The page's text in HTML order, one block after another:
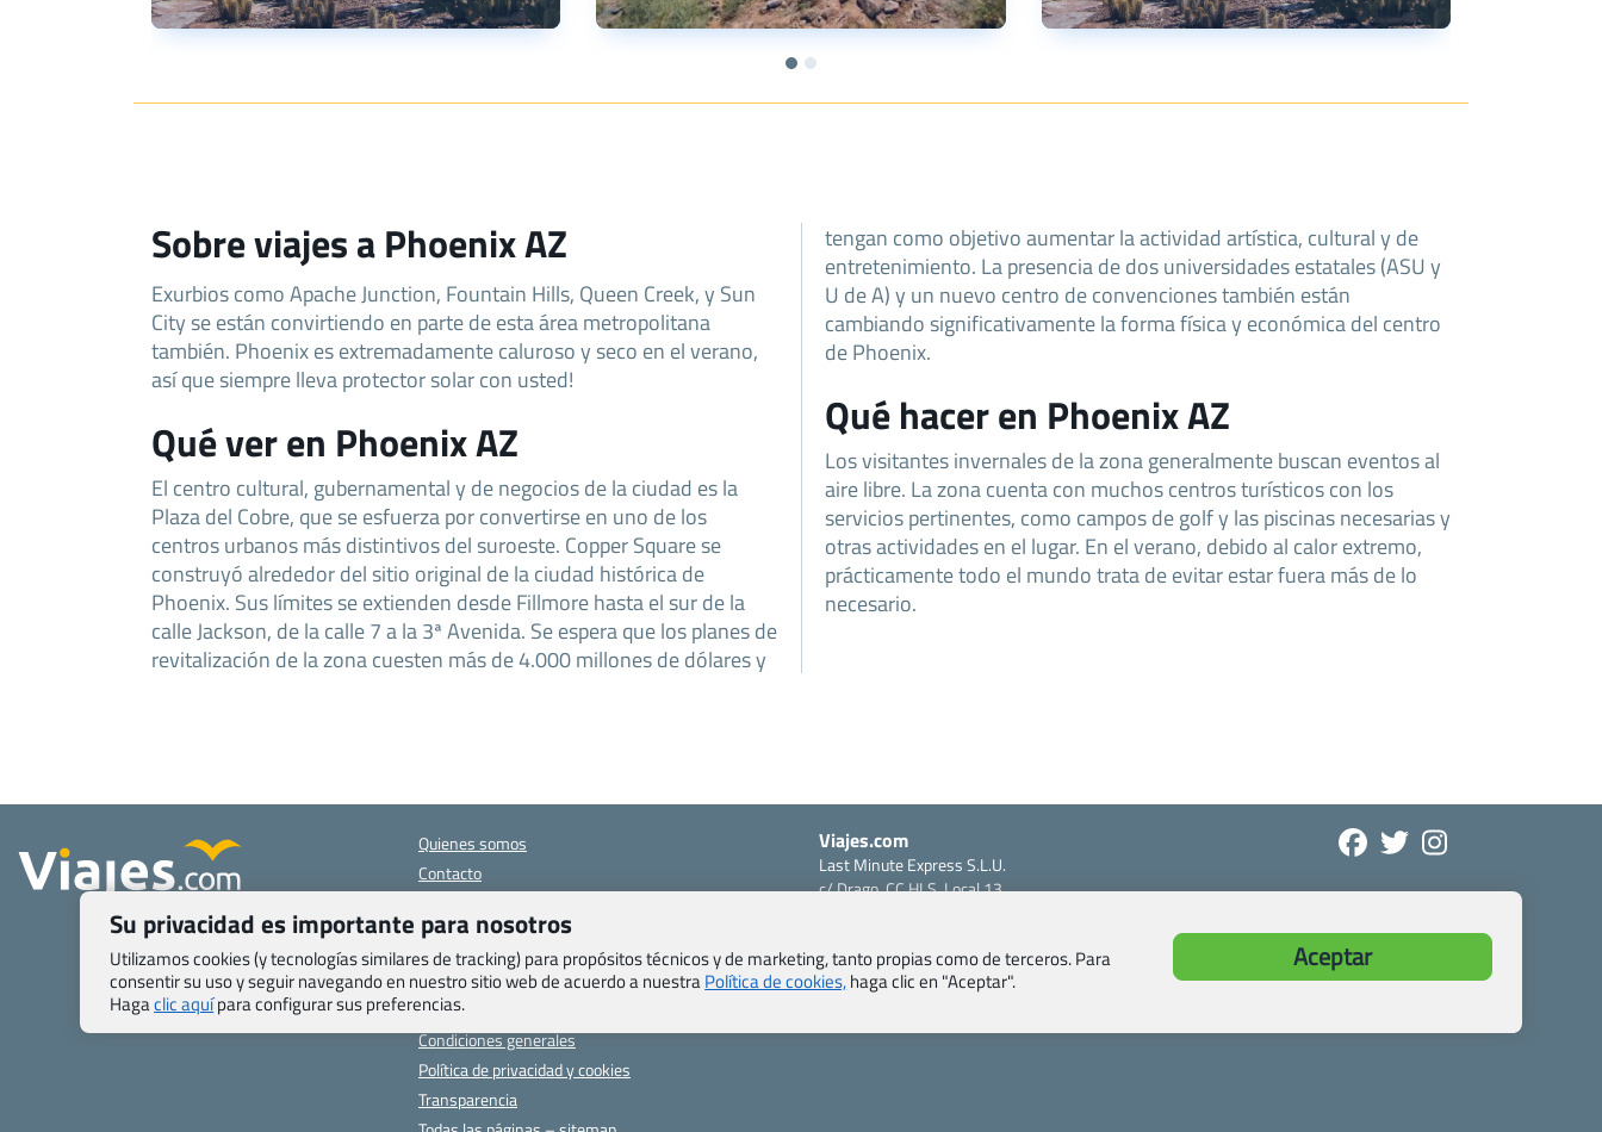
Sobre viajes a Phoenix AZ
Exurbios como Apache Junction, Fountain Hills, Queen Creek, y Sun
City se están convirtiendo en parte de esta área metropolitana
también. Phoenix es extremadamente caluroso y seco en el verano,
así que siempre lleva protector solar con usted!
Qué ver en Phoenix AZ
El centro cultural, gubernamental y de negocios de la ciudad es la
Plaza del Cobre, que se esfuerza por convertirse en uno de los
centros urbanos más distintivos del suroeste. Copper Square se
construyó alrededor del sitio original de la ciudad histórica de
Phoenix. Sus límites se extienden desde Fillmore hasta el sur de la
calle Jackson, de la calle 7 a la 3ª Avenida. Se espera que los planes de
revitalización de la zona cuesten más de 4.000 millones de dólares y
tengan como objetivo aumentar la actividad artística, cultural y de
entretenimiento. La presencia de dos universidades estatales (ASU y
U de A) y un nuevo centro de convenciones también están
cambiando significativamente la forma física y económica del centro
de Phoenix.
Qué hacer en Phoenix AZ
Los visitantes invernales de la zona generalmente buscan eventos al
aire libre. La zona cuenta con muchos centros turísticos con los
servicios pertinentes, como campos de golf y las piscinas necesarias y
otras actividades en el lugar. En el verano, debido al calor extremo,
prácticamente todo el mundo trata de evitar estar fuera más de lo
necesario.
Quienes somos
Contacto
específicas
Blog de Viajes.com
Registro de agencias
Preguntas frecuentes
Condiciones generales
Política de privacidad y cookies
Transparencia
Viajes.com
Last Minute Express S.L.U.
c/ Drago, CC HLS, Local 13
CIF: B76740091
Tfno: +34 922-97-17-27
Su privacidad es importante para nosotros
Utilizamos cookies (y tecnologías similares de tracking) para propósitos técnicos y de marketing, tanto propias como de terceros. Para
consentir su uso y seguir navegando en nuestro sitio web de acuerdo a nuestraPolítica de cookies,haga clic en "Aceptar".
Hagaclic aquípara configurar sus preferencias.
Aceptar